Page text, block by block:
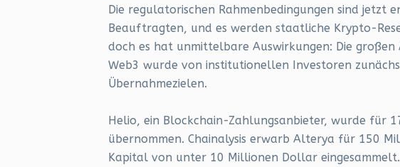
Die regulatorischen Rahmenbedingungen sind jetzt
Beauftragten, und es werden staatliche Krypto-
doch es hat unmittelbare Auswirkungen: Die
Web3 wurde von institutionellen Investoren
Übernahmezielen.
Helio, ein Blockchain-Zahlungsanbieter, wurde für
übernommen. Chainalysis erwarb Alterya für 150
Kapital von unter 10 Millionen Dollar eingesammelt.